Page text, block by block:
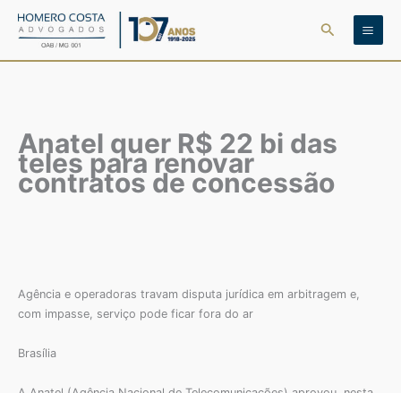
para
Pesquisar
Anatel quer R$ 22 bi das
teles para renovar
contratos de concessão
Agência e operadoras travam disputa jurídica em arbitragem e,
com impasse, serviço pode ficar fora do ar
Brasília